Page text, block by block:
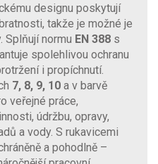
designu poskytují
takže je možné je
Splňují normu EN 388 s
spolehlivou ochranu
i propíchnutí.
7, 8, 9, 10 a v barvě
veřejné práce,
údržbu, opravy,
a vody. S rukavicemi
a pohodlně –